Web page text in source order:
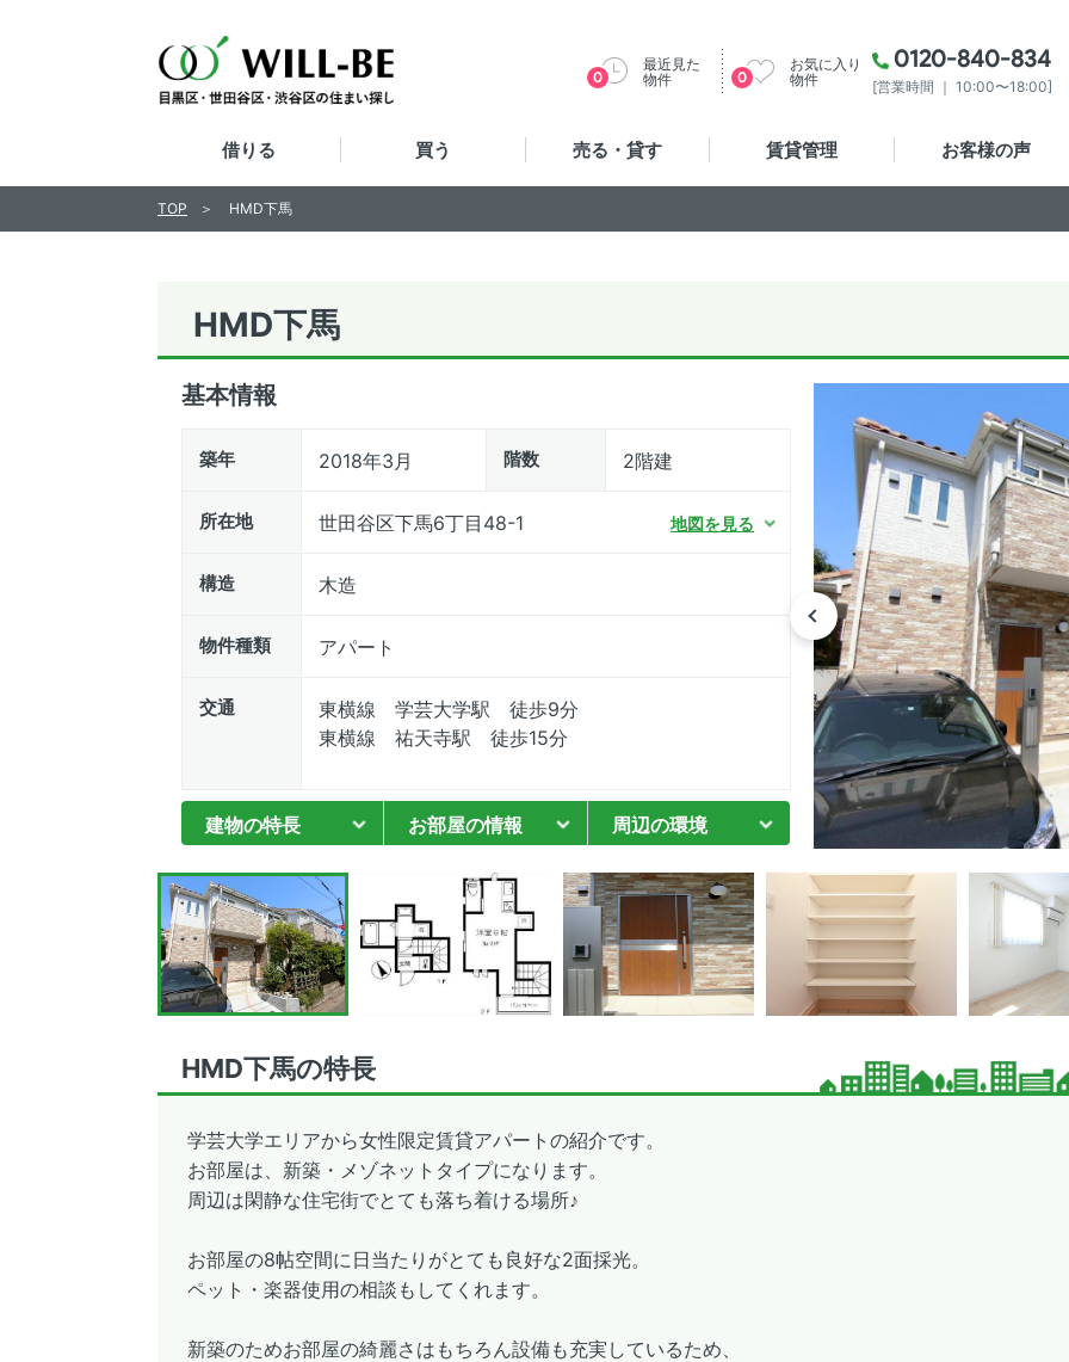
0120-840-834
[営業時間 ｜ 10:00〜18:00]
最近見た
物件
0
お気に入り
物件
0
借りる 買う 売る・貸す 賃貸管理 お客様の声
HMD下馬
基本情報
築年 2018年3月 階数 2階建
所在地 世田谷区下馬6丁目48-1 地図を見る
構造 木造
物件種類 アパート
交通
東横線 学芸大学駅 徒歩9分
東横線 祐天寺駅 徒歩15分
建物の特長 お部屋の情報 周辺の環境
HMD下馬の特長
学芸大学エリアから女性限定賃貸アパートの紹介です。
お部屋は、新築・メゾネットタイプになります。
周辺は閑静な住宅街でとても落ち着ける場所♪
お部屋の8帖空間に日当たりがとても良好な2面採光。
ペット・楽器使用の相談もしてくれます。
新築のためお部屋の綺麗さはもちろん設備も充実しているため、
TOP HMD下馬